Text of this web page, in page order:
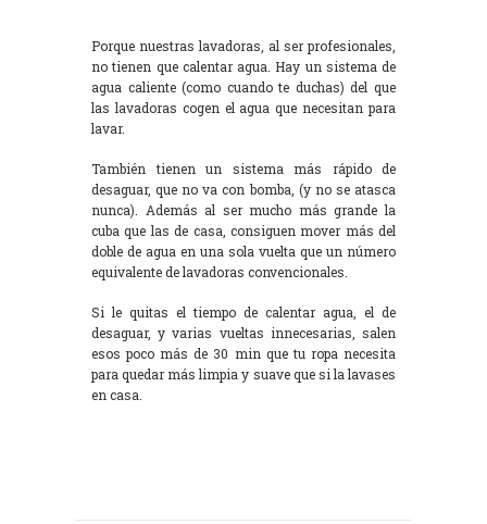
Porque nuestras lavadoras, al ser profesionales,
no tienen que calentar agua. Hay un sistema de
agua caliente (como cuando te duchas) del que
las lavadoras cogen el agua que necesitan para
lavar.
También tienen un sistema más rápido de
desaguar, que no va con bomba, (y no se atasca
nunca). Además al ser mucho más grande la
cuba que las de casa, consiguen mover más del
doble de agua en una sola vuelta que un número
equivalente de lavadoras convencionales.
Si le quitas el tiempo de calentar agua, el de
desaguar, y varias vueltas innecesarias, salen
esos poco más de 30 min que tu ropa necesita
para quedar más limpia y suave que si la lavases
en casa.